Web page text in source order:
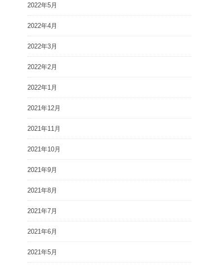
2022年5月
2022年4月
2022年3月
2022年2月
2022年1月
2021年12月
2021年11月
2021年10月
2021年9月
2021年8月
2021年7月
2021年6月
2021年5月